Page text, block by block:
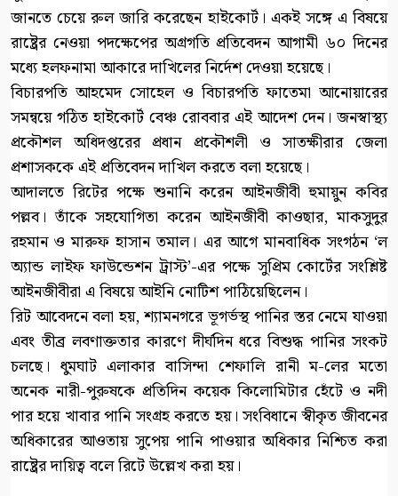
জানতে চেয়ে রুল জারি করেছেন হাইকোর্ট। একই সঙ্গে এ বিষয়ে
রাষ্ট্রের নেওয়া পদক্ষেপের অগ্রগতি প্রতিবেদন আগামী ৬০ দিনের
মধ্যে হলফনামা আকারে দাখিলের নির্দেশ দেওয়া হয়েছে।
বিচারপতি আহমেদ সোহেল ও বিচারপতি ফাতেমা আনোয়ারের
সমন্বয়ে গঠিত হাইকোর্ট বেঞ্চ রোববার এই আদেশ দেন। জনস্বাস্থ্য
প্রকৌশল অধিদপ্তরের প্রধান প্রকৌশলী ও সাতক্ষীরার জেলা
প্রশাসককে এই প্রতিবেদন দাখিল করতে বলা হয়েছে।
আদালতে রিটের পক্ষে শুনানি করেন আইনজীবী হুমায়ুন কবির
পল্লব। তাঁকে সহযোগিতা করেন আইনজীবী কাওছার, মাকসুদুর
রহমান ও মারুফ হাসান তমাল। এর আগে মানবাধিক সংগঠন ‘ল
অ্যান্ড লাইফ ফাউন্ডেশন ট্রাস্ট’-এর পক্ষে সুপ্রিম কোর্টের সংশ্লিষ্ট
আইনজীবীরা এ বিষয়ে আইনি নোটিশ পাঠিয়েছিলেন।
রিট আবেদনে বলা হয়, শ্যামনগরে ভূগর্ভস্থ পানির স্তর নেমে যাওয়া
এবং তীব্র লবণাক্ততার কারণে দীর্ঘদিন ধরে বিশুদ্ধ পানির সংকট
চলছে। ধুমঘাট এলাকার বাসিন্দা শেফালি রানী ম-লের মতো
অনেক নারী-পুরুষকে প্রতিদিন কয়েক কিলোমিটার হেঁটে ও নদী
পার হয়ে খাবার পানি সংগ্রহ করতে হয়। সংবিধানে স্বীকৃত জীবনের
অধিকারের আওতায় সুপেয় পানি পাওয়ার অধিকার নিশ্চিত করা
রাষ্ট্রের দায়িত্ব বলে রিটে উল্লেখ করা হয়।